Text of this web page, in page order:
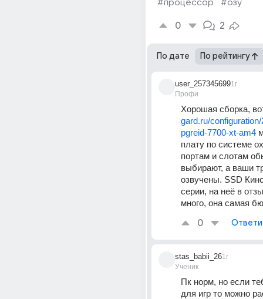
#процессор
#озу
0 2
По дате По рейтингу
user_257345699
Профи
1г
Хорошая сборка,
gard.ru/
pgreid-7700-xt-am4
плату по системе
портам и слотам
выбирают, а ваши
озвучены. SSD
серии, на неё в
много, она самая
0
stas_babii_26
Ученик
1г
Пк норм, но если
для игр то можно